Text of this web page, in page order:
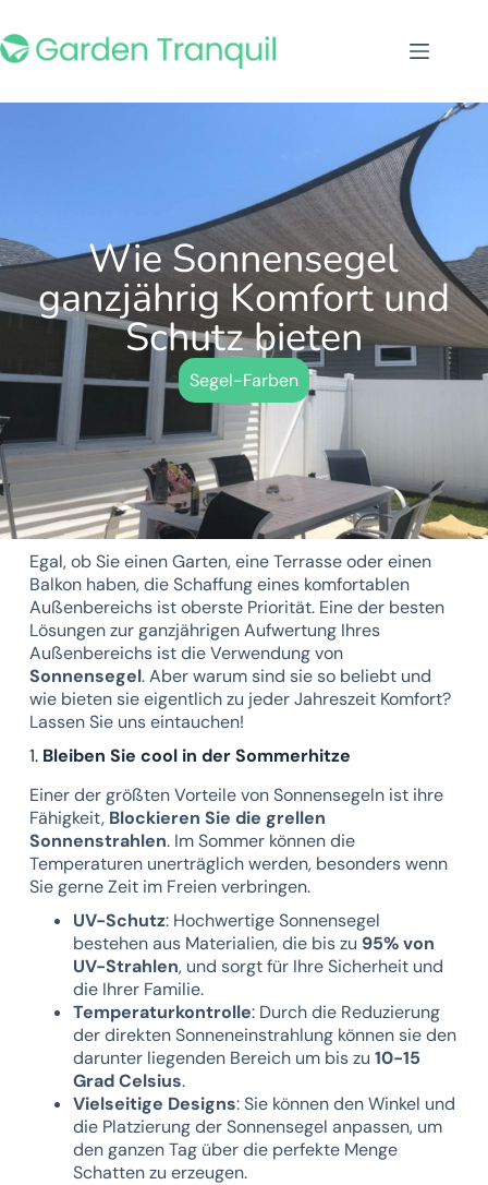
Wie Sonnensegel
ganzjährig Komfort und
Schutz bieten
Segel-Farben
Egal, ob Sie einen Garten, eine Terrasse oder einen
Balkon haben, die Schaffung eines komfortablen
Außenbereichs ist oberste Priorität. Eine der besten
Lösungen zur ganzjährigen Aufwertung Ihres
Außenbereichs ist die Verwendung von
Sonnensegel. Aber warum sind sie so beliebt und
wie bieten sie eigentlich zu jeder Jahreszeit Komfort?
Lassen Sie uns eintauchen!
1. Bleiben Sie cool in der Sommerhitze
Einer der größten Vorteile von Sonnensegeln ist ihre
Fähigkeit, Blockieren Sie die grellen
Sonnenstrahlen. Im Sommer können die
Temperaturen unerträglich werden, besonders wenn
Sie gerne Zeit im Freien verbringen.
UV-Schutz: Hochwertige Sonnensegel
bestehen aus Materialien, die bis zu 95% von
UV-Strahlen, und sorgt für Ihre Sicherheit und
die Ihrer Familie.
Temperaturkontrolle: Durch die Reduzierung
der direkten Sonneneinstrahlung können sie den
darunter liegenden Bereich um bis zu 10-15
Grad Celsius.
Vielseitige Designs: Sie können den Winkel und
die Platzierung der Sonnensegel anpassen, um
den ganzen Tag über die perfekte Menge
Schatten zu erzeugen.